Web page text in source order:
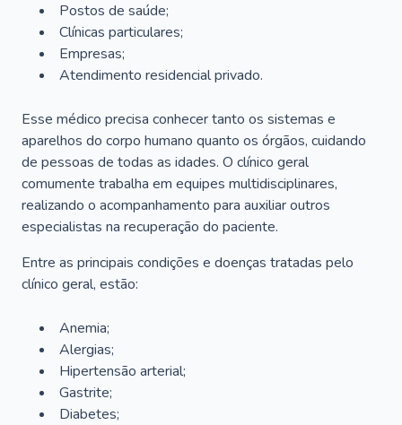
Postos de saúde;
Clínicas particulares;
Empresas;
Atendimento residencial privado.
Esse médico precisa conhecer tanto os sistemas e
aparelhos do corpo humano quanto os órgãos, cuidando
de pessoas de todas as idades. O clínico geral
comumente trabalha em equipes multidisciplinares,
realizando o acompanhamento para auxiliar outros
especialistas na recuperação do paciente.
Entre as principais condições e doenças tratadas pelo
clínico geral, estão:
Anemia;
Alergias;
Hipertensão arterial;
Gastrite;
Diabetes;